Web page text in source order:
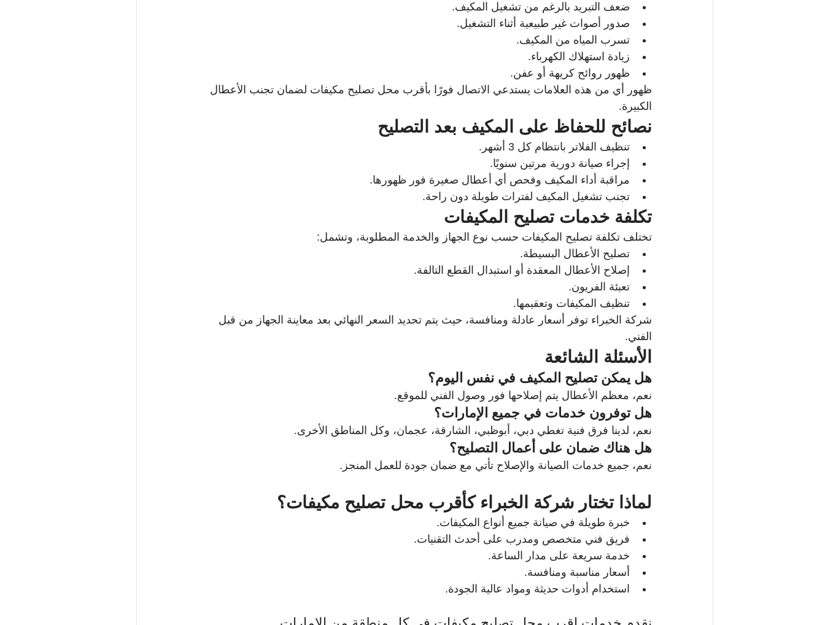
ضعف التبريد بالرغم من تشغيل المكيف.
صدور أصوات غير طبيعية أثناء التشغيل.
تسرب المياه من المكيف.
زيادة استهلاك الكهرباء.
ظهور روائح كريهة أو عفن.
ظهور أي من هذه العلامات يستدعي الاتصال فورًا بأقرب محل تصليح مكيفات لضمان تجنب الأعطال
الكبيرة.
نصائح للحفاظ على المكيف بعد التصليح
تنظيف الفلاتر بانتظام كل 3 أشهر.
إجراء صيانة دورية مرتين سنويًا.
مراقبة أداء المكيف وفحص أي أعطال صغيرة فور ظهورها.
تجنب تشغيل المكيف لفترات طويلة دون راحة.
تكلفة خدمات تصليح المكيفات
تختلف تكلفة تصليح المكيفات حسب نوع الجهاز والخدمة المطلوبة، وتشمل:
تصليح الأعطال البسيطة.
إصلاح الأعطال المعقدة أو استبدال القطع التالفة.
تعبئة الفريون.
تنظيف المكيفات وتعقيمها.
شركة الخبراء توفر أسعار عادلة ومنافسة، حيث يتم تحديد السعر النهائي بعد معاينة الجهاز من قبل
الفني.
الأسئلة الشائعة
هل يمكن تصليح المكيف في نفس اليوم؟
نعم، معظم الأعطال يتم إصلاحها فور وصول الفني للموقع.
هل توفرون خدمات في جميع الإمارات؟
نعم، لدينا فرق فنية تغطي دبي، أبوظبي، الشارقة، عجمان، وكل المناطق الأخرى.
هل هناك ضمان على أعمال التصليح؟
نعم، جميع خدمات الصيانة والإصلاح تأتي مع ضمان جودة للعمل المنجز.
لماذا تختار شركة الخبراء كأقرب محل تصليح مكيفات؟
خبرة طويلة في صيانة جميع أنواع المكيفات.
فريق فني متخصص ومدرب على أحدث التقنيات.
خدمة سريعة على مدار الساعة.
أسعار مناسبة ومنافسة.
استخدام أدوات حديثة ومواد عالية الجودة.